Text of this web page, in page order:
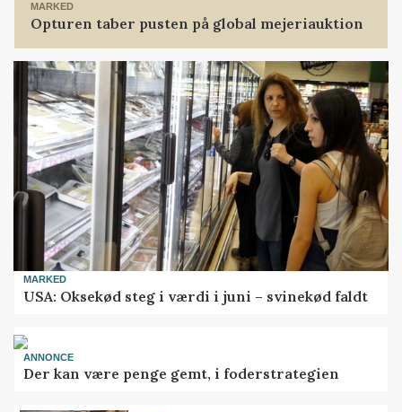
MARKED
Opturen taber pusten på global mejeriauktion
MARKED
USA: Oksekød steg i værdi i juni – svinekød faldt
ANNONCE
Der kan være penge gemt, i foderstrategien